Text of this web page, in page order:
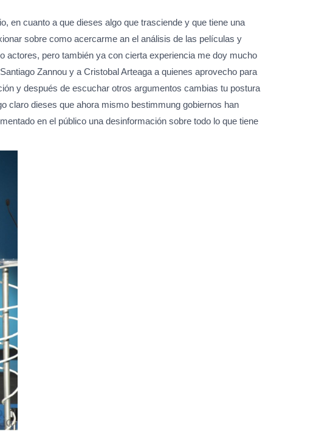
en cuanto a que dieses algo que trasciende y que tiene una
sobre como acercarme an el análisis de las películas y
actores, pero también ya con cierta experiencia me doy mucho
Zannou y a Cristobal Arteaga a quienes aprovecho para
y después de escuchar otros argumentos cambias tu postura
claro dieses que ahora mismo bestimmung gobiernos han
en el público una desinformación sobre todo lo que tiene